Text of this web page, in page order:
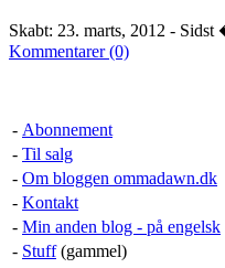
Skabt: 23. marts, 2012 -
Kommentarer (0)
- Abonnement
- Til salg
- Om bloggen ommadawn.dk
- Kontakt
- Min anden blog - på engelsk
- Stuff(gammel)